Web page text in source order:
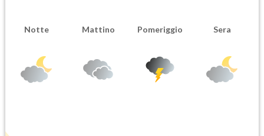
Notte Mattino Pomeriggio Sera